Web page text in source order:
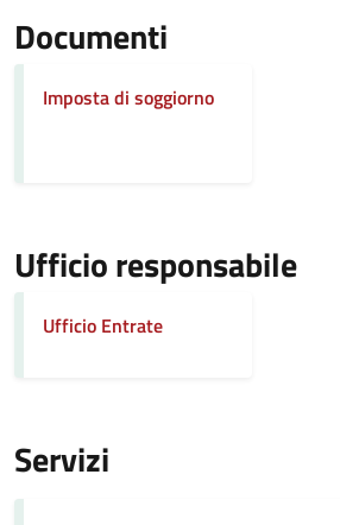
Documenti
Imposta di soggiorno
Ufficio responsabile
Ufficio Entrate
Servizi